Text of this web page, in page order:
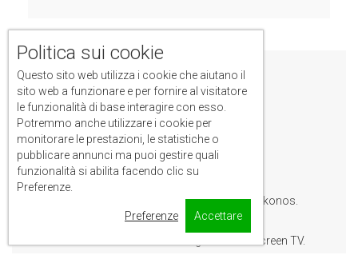
Lofos
Apartments
Set in Mýkonos City, Lofos Apartments has
accommodation 4.5 km from Nammos Mykonos.
Free WiFi is featured.
All units feature air conditioning and a flat-screen TV.
Politica sui cookie
Questo sito web utilizza i cookie che aiutano il
sito web a funzionare e per fornire al visitatore
le funzionalità di base interagire con esso.
Potremmo anche utilizzare i cookie per
monitorare le prestazioni, le statistiche o
pubblicare annunci ma puoi gestire quali
funzionalità si abilita facendo clic su
Preferenze.
Preferenze Accettare